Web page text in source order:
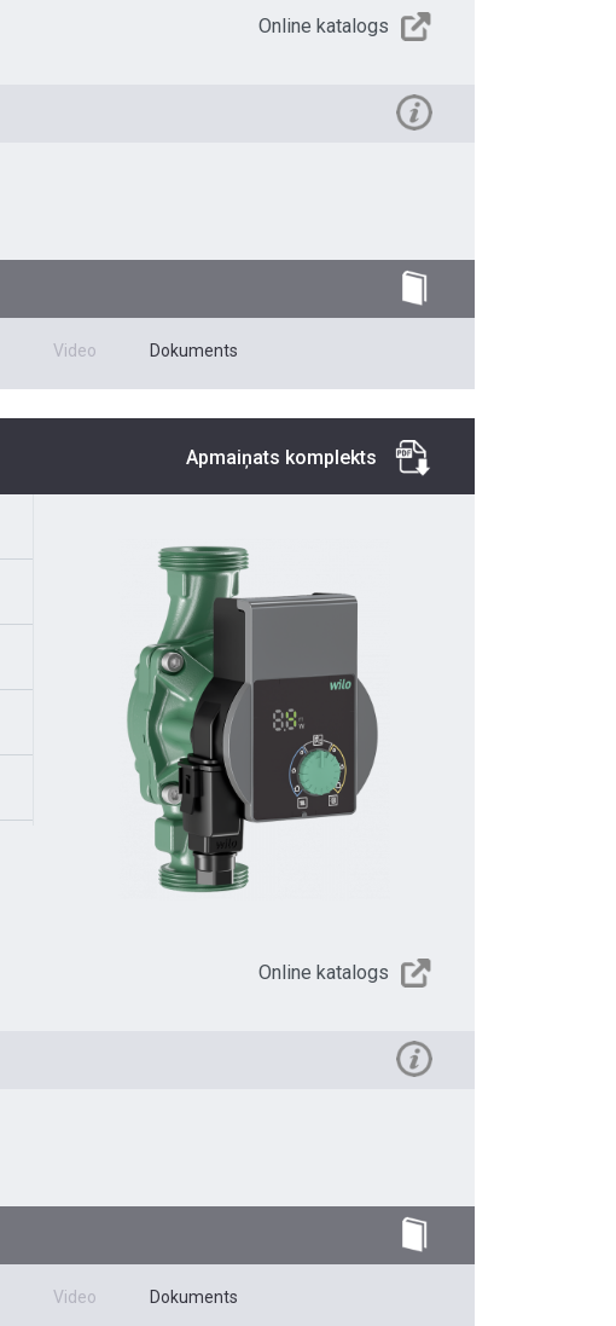
Online katalogs
Video Dokuments
Apmaiņats komplekts
Online katalogs
Video Dokuments